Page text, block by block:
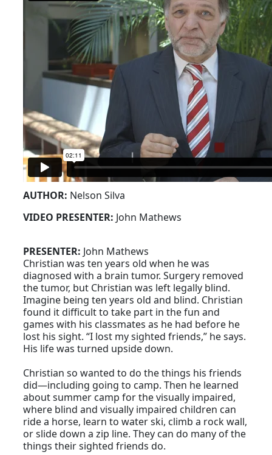
AUTHOR: Nelson Silva
VIDEO PRESENTER: John Mathews
PRESENTER: John Mathews
Christian was ten years old when he was
diagnosed with a brain tumor. Surgery removed
the tumor, but Christian was left legally blind.
Imagine being ten years old and blind. Christian
found it difficult to take part in the fun and
games with his classmates as he had before he
lost his sight. “I lost my sighted friends,” he says.
His life was turned upside down.
Christian so wanted to do the things his friends
did—including going to camp. Then he learned
about summer camp for the visually impaired,
where blind and visually impaired children can
ride a horse, learn to water ski, climb a rock wall,
or slide down a zip line. They can do many of the
things their sighted friends do.